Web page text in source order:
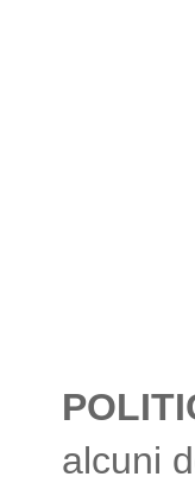
alcuni